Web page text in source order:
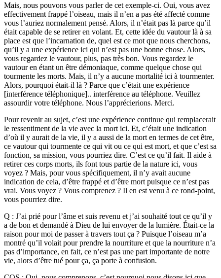
Mais, nous pouvons vous parler de cet exemple-ci. Oui, vous avez
effectivement frappé l’oiseau, mais il n’en a pas été affecté comme
vous l’auriez normalement pensé. Alors, il n’était pas là parce qu’il
était capable de se retirer en volant. Et, cette idée du vautour là à sa
place est que l’incarnation de, quel est ce mot que nous cherchons,
qu’il y a une expérience ici qui n’est pas une bonne chose. Alors,
vous regardez le vautour, plus, pas très bon. Vous regardez le
vautour en étant un être démoniaque, comme quelque chose qui
tourmente les morts. Mais, il n’y a aucune mortalité ici à tourmenter.
Alors, pourquoi était-il là ? Parce que c’était une expérience
[interférence téléphonique].. interférence au téléphone. Veuillez
assourdir votre téléphone. Nous l’apprécierions. Merci.
Pour revenir au sujet, c’est une expérience continue qui remplacerait
le ressentiment de la vie avec la mort ici. Et, c’était une indication
d’où il y aurait de la vie, il y a aussi de la mort en termes de cet être,
ce vautour qui tourmente ce qui vit ou ce qui est mort, et que c’est sa
fonction, sa mission, vous pourriez dire. C’est ce qu’il fait. Il aide à
retirer ces corps morts, ils font tous partie de la nature ici, vous
voyez ? Mais, pour vous spécifiquement, il n’y avait aucune
indication de cela, d’être frappé et d’être mort puisque ce n’est pas
vrai. Vous voyez ? Vous comprenez ? Il en est venu à ce rond-point,
vous pourriez dire.
Q : J’ai prié pour l’âme et suis revenu et j’ai souhaité tout ce qu’il y
a de bon et demandé à Dieu de lui envoyer de la lumière. Était-ce la
raison pour moi de passer à travers tout ça ? Puisque l’oiseau m’a
montré qu’il volait pour prendre la nourriture et que la nourriture n’a
pas d’importance, en fait, ce n’est pas une part importante de notre
vie, alors d’être tué pour ça, ça porte à confusion.